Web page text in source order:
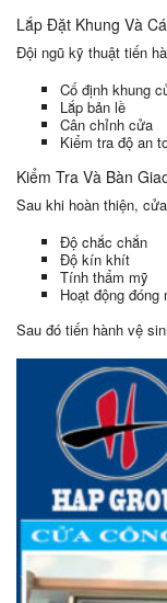
Lắp Đặt Khung Và
Đội ngũ kỹ thuật tiến
Cố định khung
Lắp bản lề
Cân chỉnh cửa
Kiểm tra độ an
Kiểm Tra Và Bàn
Sau khi hoàn thiện,
Độ chắc chắn
Độ kín khít
Tính thẩm mỹ
Hoạt động đóng
Sau đó tiến hành vệ